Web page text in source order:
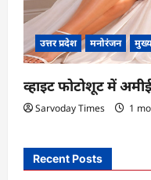
उत्तर प्रदेश मनोरंजन
व्हाइट फोटोशूट में
Sarvoday Times 1
Recent Posts